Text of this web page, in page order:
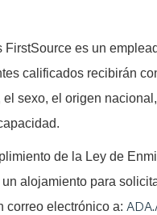
FirstSource es un
calificados recibirán
el sexo, el origen
de la Ley de
alojamiento para
correo electrónico a: